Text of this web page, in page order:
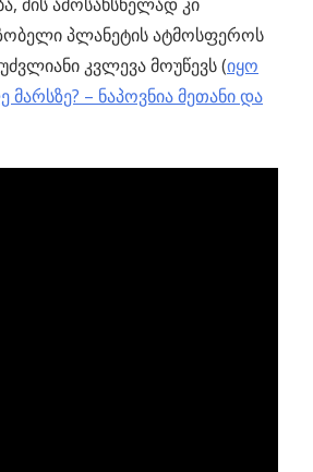
პლანეტის ატმოსფეროს
კვლევა მოუწევს (იყო
– ნაპოვნია მეთანი და